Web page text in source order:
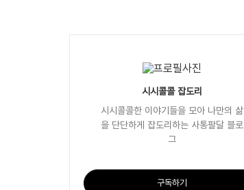
시시콜콜 잡도리
시시콜콜한 이야기들을 모아 나만의 삶
을 단단하게 잡도리하는 사통팔달 블로
그
구독하기